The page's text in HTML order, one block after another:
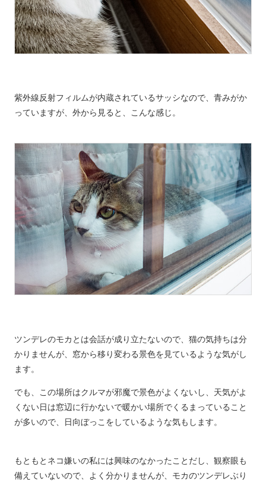
紫外線反射フィルムが内蔵されているサッシなので、青みがか
っていますが、外から見ると、こんな感じ。
ツンデレのモカとは会話が成り立たないので、猫の気持ちは分
かりませんが、窓から移り変わる景色を見ているような気がし
ます。
でも、この場所はクルマが邪魔で景色がよくないし、天気がよ
くない日は窓辺に行かないで暖かい場所でくるまっていること
が多いので、日向ぼっこをしているような気もします。
もともとネコ嫌いの私には興味のなかったことだし、観察眼も
備えていないので、よく分かりませんが、モカのツンデレぶり